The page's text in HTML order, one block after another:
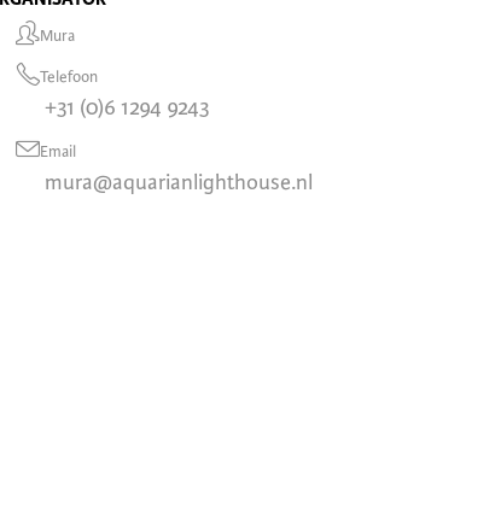
Mura
Telefoon
+31 (0)6 1294 9243
Email
mura@aquarianlighthouse.nl